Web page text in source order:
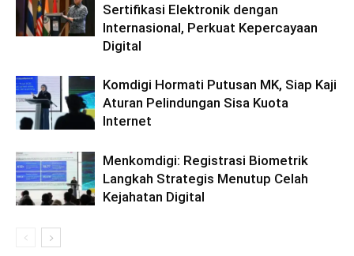
Sertifikasi Elektronik dengan
Internasional, Perkuat Kepercayaan
Digital
Komdigi Hormati Putusan MK, Siap Kaji
Aturan Pelindungan Sisa Kuota
Internet
Menkomdigi: Registrasi Biometrik
Langkah Strategis Menutup Celah
Kejahatan Digital